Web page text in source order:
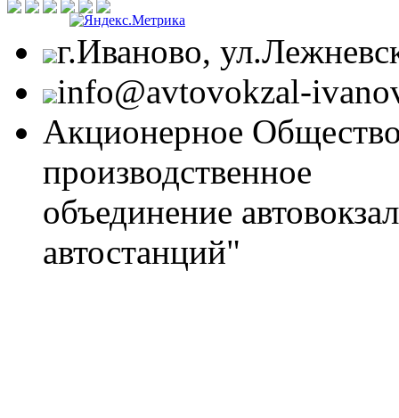
г.Иваново,
info@avtovokzal-
Акционерное
производственное
объединение
автостанций"